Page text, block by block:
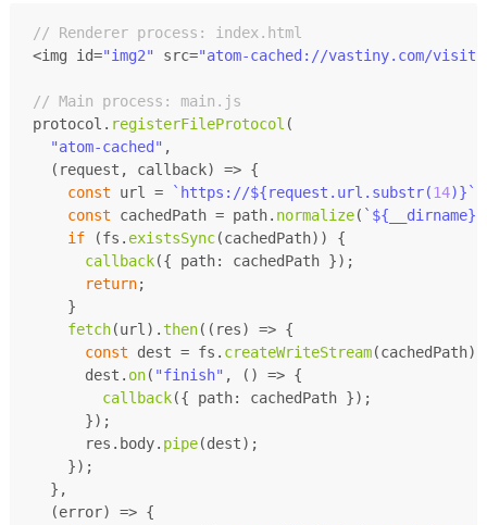
// Renderer process: index.html
<img id="img2" src="atom-cached://vastiny.com/
// Main process: main.js
protocol. registerFileProtocol (
"atom-cached" ,
( request, callback) => {
const url = `https://${request.url.substr(14)} `
const cachedPath = path. normalize( ` ${__dirname}
if (fs. existsSync(cachedPath)) {
callback({ path: cachedPath });
return;
    }
fetch(url).then( ( res) => {
const dest = fs. createWriteStream(cachedPath);
      dest.
on( "finish" , () => {
callback({ path: cachedPath });
      });
      res.
body. pipe(dest);
    });
  },
(error) => {